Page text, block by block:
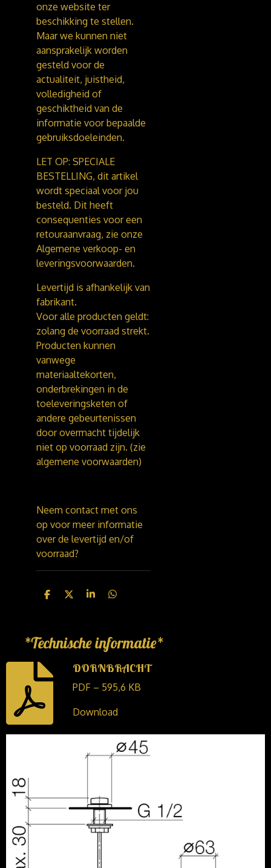
onze website ter
beschikking te stellen.
Maar we kunnen niet
aansprakelijk worden
gesteld voor de
actualiteit, juistheid,
volledigheid of
geschiktheid van de
informatie voor bepaalde
gebruiksdoeleinden.
LET OP: SPECIALE
BESTELLING, dit artikel
wordt speciaal voor jou
besteld. Dit heeft
consequenties voor een
retouraanvraag, zie onze
Algemene verkoop- en
leveringsvoorwaarden.
Levertijd is afhankelijk van
fabrikant.
Voor alle producten geldt:
zolang de voorraad strekt.
Producten kunnen
vanwege
materiaaltekorten,
onderbrekingen in de
toeleveringsketen of
andere gebeurtenissen
door overmacht tijdelijk
niet op voorraad zijn. (zie
algemene voorwaarden)
Neem contact met ons
op voor meer informatie
over de levertijd en/of
voorraad?
D
n
D
S
D
n
*Technische informatie*
DORNBRACHT
PDF – 595,6 KB
Download